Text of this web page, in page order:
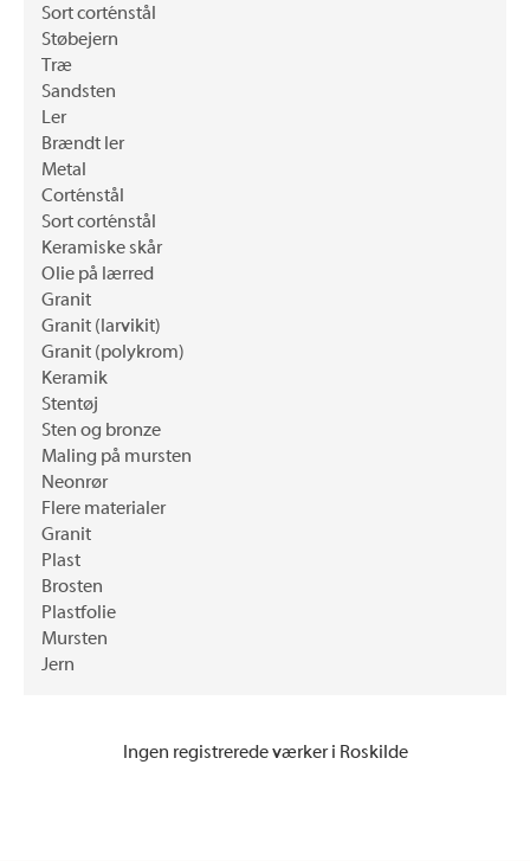
Sort corténstål
Støbejern
Træ
Sandsten
Ler
Brændt ler
Metal
Corténstål
Sort corténstål
Keramiske skår
Olie på lærred
Granit
Granit (larvikit)
Granit (polykrom)
Keramik
Stentøj
Sten og bronze
Maling på mursten
Neonrør
Flere materialer
Granit
Plast
Brosten
Plastfolie
Mursten
Jern
Ingen registrerede værker i Roskilde